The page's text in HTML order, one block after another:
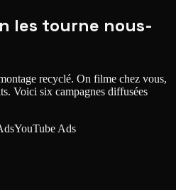
les tourne nous-
recyclé. On filme chez vous,
Voici six campagnes diffusées
YouTube Ads